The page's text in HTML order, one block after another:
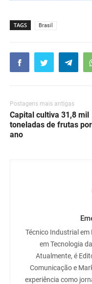
TAGS Brasil
Postagens mais antigas
Capital cultiva 31,8 mil
toneladas de frutas por
ano
Técnico Industrial em
em Tecnologia
Atualmente, é
Comunicação e
experiência como